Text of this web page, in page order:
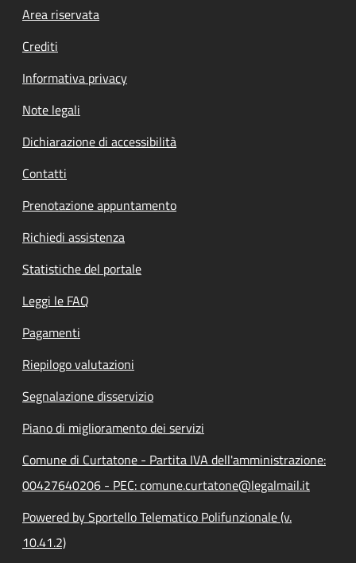
Footer menu
Area riservata
Crediti
Informativa privacy
Note legali
Dichiarazione di accessibilità
Contatti
Prenotazione appuntamento
Richiedi assistenza
Statistiche del portale
Leggi le FAQ
Pagamenti
Riepilogo valutazioni
Segnalazione disservizio
Piano di miglioramento dei servizi
Comune di Curtatone - Partita IVA dell'amministrazione:
00427640206 - PEC: comune.curtatone@legalmail.it
Powered by Sportello Telematico Polifunzionale (v.
10.41.2)